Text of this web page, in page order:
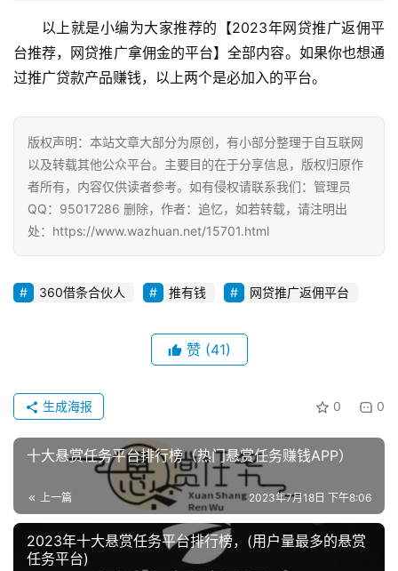
以上就是小编为大家推荐的【2023年网贷推广返佣平
台推荐，网贷推广拿佣金的平台】全部内容。如果你也想通
过推广贷款产品赚钱，以上两个是必加入的平台。
版权声明：本站文章大部分为原创，有小部分整理于自互联网
以及转载其他公众平台。主要目的在于分享信息，版权归原作
者所有，内容仅供读者参考。如有侵权请联系我们：管理员
QQ：95017286 删除，作者：追忆，如若转载，请注明出
处：https://www.wazhuan.net/15701.html
360借条合伙人 推有钱 网贷推广返佣平台
赞 (41)
0 0
生成海报
十大悬赏任务平台排行榜（热门悬赏任务赚钱APP）
上一篇 2023年7月18日 下午8:06
2023年十大悬赏任务平台排行榜，(用户量最多的悬赏
任务平台)